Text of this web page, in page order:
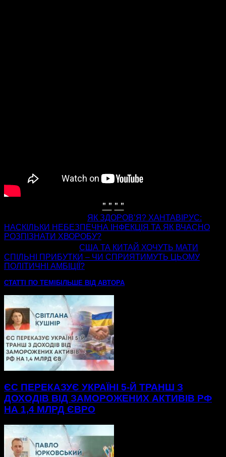
" " " "
ЯК ЗДОРОВʼЯ? ХАНТАВІРУС:
НАСКІЛЬКИ НЕБЕЗПЕЧНА ІНФЕКЦІЯ ТА ЯК ВЧАСНО
РОЗПІЗНАТИ ХВОРОБУ?
США ТА КИТАЙ ХОЧУТЬ МАТИ
СПІЛЬНІ ПРИБУТКИ – ЧИ СПРИЯТИМУТЬ ЦЬОМУ
ПОЛІТИЧНІ АМБІЦІЇ?
СТАТТІ ПО ТЕМІ БІЛЬШЕ ВІД АВТОРА
ЄС ПЕРЕКАЗУЄ УКРАЇНІ 5-Й ТРАНШ З
ДОХОДІВ ВІД ЗАМОРОЖЕНИХ АКТИВІВ РФ
НА 1,4 МЛРД ЄВРО